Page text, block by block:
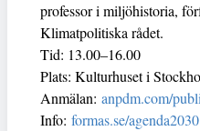
professor i miljöhistoria,
Klimatpolitiska rådet.
Tid: 13.00–16.00
Plats: Kulturhuset i
Anmälan: anpdm.com/
Info: formas.se/agenda2030